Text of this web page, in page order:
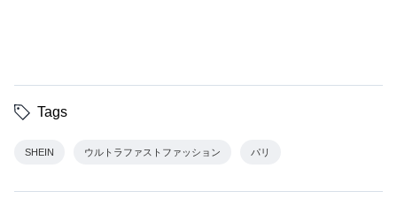
Tags
SHEIN ウルトラファストファッション パリ